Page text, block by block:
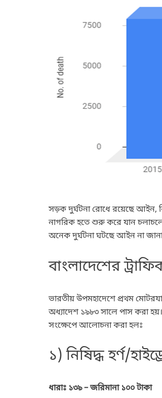
সড়ক দুর্ঘটনা রোধে রয়েছে আইন,
নাগরিক হতে শুরু করে যান
অনেক দুর্ঘটনা ঘটছে আইন না
বাংলাদেশের
ভারতীয় উপমহাদেশে প্রথম
অধ্যাদেশ ১৯৮৩ সালে পাস করা
সংক্ষেপে আলোচনা করা হলঃ
১) নিষিদ্ধ হর্ণ/
ধারাঃ ১৩৯ – জরিমানা ১০০ টাকা